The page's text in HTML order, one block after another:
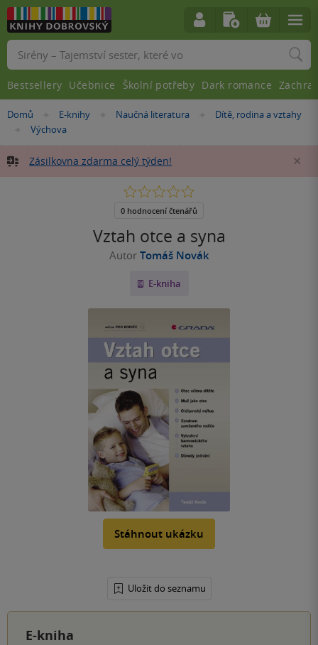
Nacházíte
Domů »E-knihy »
Naučná literatura »
Dítě, rodina a vztahy
»
Výchova
Zásilkovna zdarma celý týden!
Vztah otce a syna
Autor Tomáš Novák
E-kniha
Stáhnout ukázku
Uložit do seznamu
0.0
5
0 hodnocení čtenářů
E-kniha
Vyhledávání
Bestsellery Učebnice Školní potřeby Dark romance